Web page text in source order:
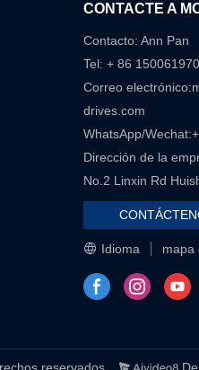
CONTACTE A
Contacto: Ann Pan
Tel: + 86
Correo electrónico:
drives.com
WhatsApp/
Dirección de la
No.2 Linxin Rd
Idioma mapa